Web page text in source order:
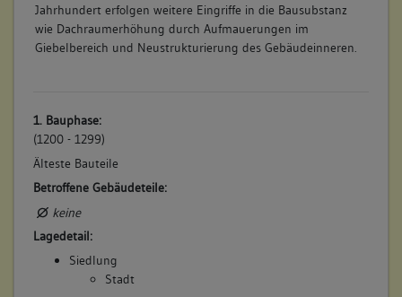
Jahrhundert erfolgen weitere Eingriffe in die Bausubstanz
wie Dachraumerhöhung durch Aufmauerungen im
Giebelbereich und Neustrukturierung des Gebäudeinneren.
1. Bauphase:
(1200 - 1299)
Älteste Bauteile
Betroffene Gebäudeteile:
keine
Lagedetail:
Siedlung
Stadt